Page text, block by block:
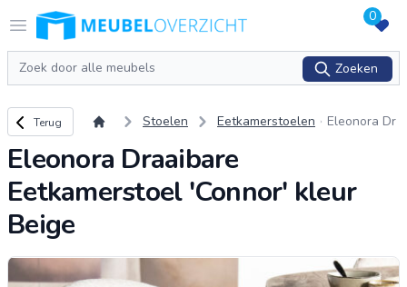
Open menu
Logo Meubeloverzicht.nl 0
Zoeken
Zoeken
Terug naar overzicht
Terug Stoelen Eetkamerstoelen
Eleonora Dr
ur Beige
Eleonora Draaibare
Eetkamerstoel 'Connor' kleur
Beige